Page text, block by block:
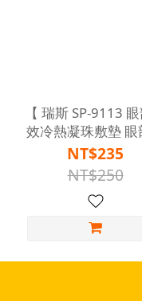
【 瑞斯 SP-9113
效冷熱凝珠敷墊 眼
緩 】
NT$235
NT$250